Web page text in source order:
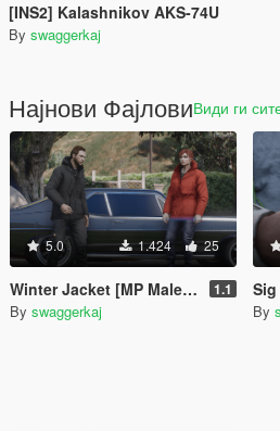
[INS2] Kalashnikov AKS-74U
By swaggerkaj
Најнови ФајловиВиди ги
5.0 1.424 25
Winter Jacket [MP Male & MP Female] 1.1
By swaggerkaj
Sig
By